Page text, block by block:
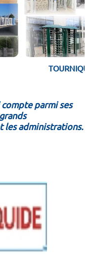
compte parmi ses
les administrations.